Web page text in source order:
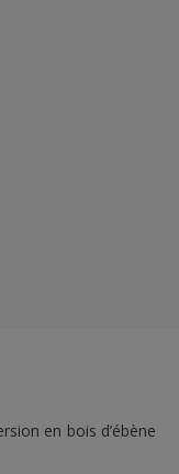
en bois d’ébène